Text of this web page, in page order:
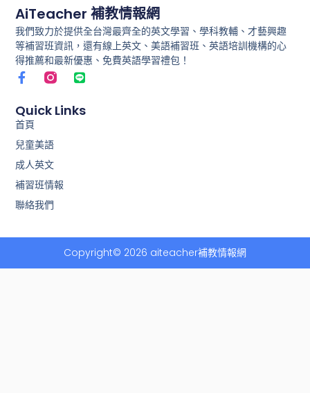
AiTeacher 補教情報網
我們致力於提供全台灣最齊全的英文學習、學科教輔、才藝興趣
等補習班資訊，還有線上英文、美語補習班、英語培訓機構的心
得推薦和最新優惠、免費英語學習禮包！
F
a
e
b
o
o
k
-
f
L
i
e
Quick Links
首頁
兒童美語
成人英文
補習班情報
聯絡我們
Copyright© 2026 aiteacher補教情報網